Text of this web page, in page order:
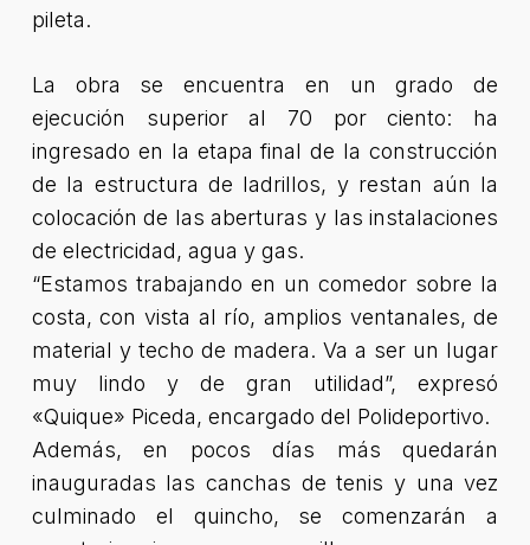
pileta.
La obra se encuentra en un grado de
ejecución superior al 70 por ciento: ha
ingresado en la etapa final de la construcción
de la estructura de ladrillos, y restan aún la
colocación de las aberturas y las instalaciones
de electricidad, agua y gas.
“Estamos trabajando en un comedor sobre la
costa, con vista al río, amplios ventanales, de
material y techo de madera. Va a ser un lugar
muy lindo y de gran utilidad”, expresó
«Quique» Piceda, encargado del Polideportivo.
Además, en pocos días más quedarán
inauguradas las canchas de tenis y una vez
culminado el quincho, se comenzarán a